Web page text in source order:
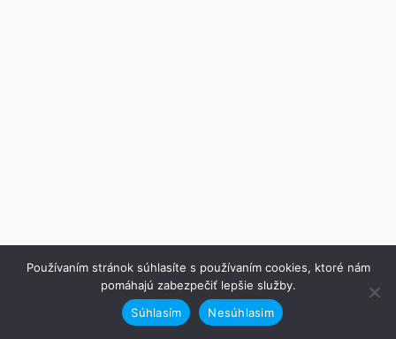
Používaním stránok súhlasíte s používaním cookies, ktoré nám
pomáhajú zabezpečiť lepšie služby.
Súhlasím
Nesúhlasim